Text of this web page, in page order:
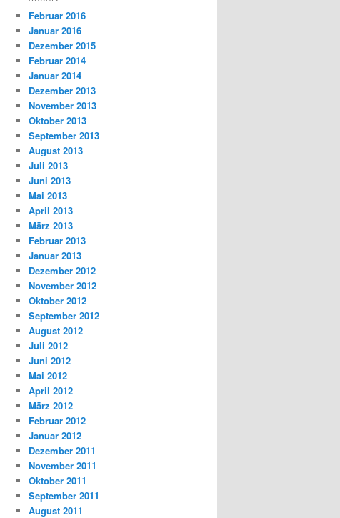
Februar 2016
Januar 2016
Dezember 2015
Februar 2014
Januar 2014
Dezember 2013
November 2013
Oktober 2013
September 2013
August 2013
Juli 2013
Juni 2013
Mai 2013
April 2013
März 2013
Februar 2013
Januar 2013
Dezember 2012
November 2012
Oktober 2012
September 2012
August 2012
Juli 2012
Juni 2012
Mai 2012
April 2012
März 2012
Februar 2012
Januar 2012
Dezember 2011
November 2011
Oktober 2011
September 2011
August 2011